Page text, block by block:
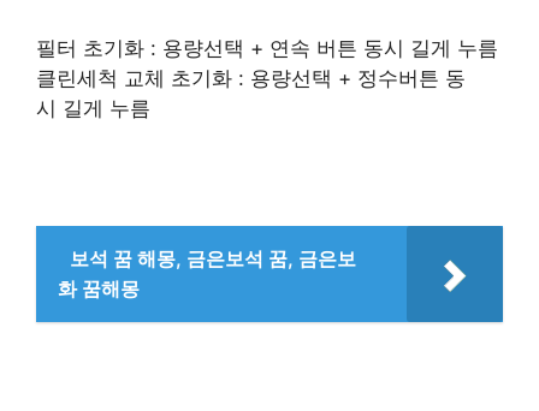
필터 초기화 : 용량선택 + 연속 버튼 동시 길게 누름
클린세척 교체 초기화 : 용량선택 + 정수버튼 동
시 길게 누름
보석 꿈 해몽, 금은보석 꿈, 금은보
화 꿈해몽